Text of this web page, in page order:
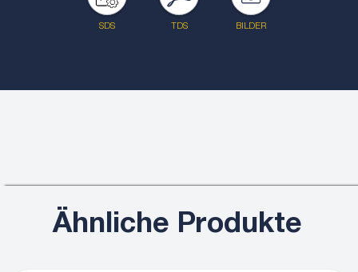
SDS TDS BILDER
Ähnliche Produkte